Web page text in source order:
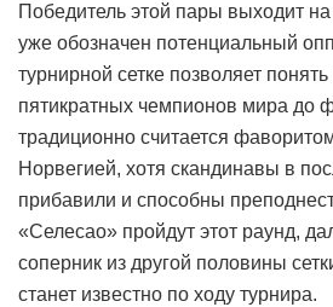
Победитель этой пары выходит
уже обозначен потенциальный
турнирной сетке позволяет
пятикратных чемпионов мира до
традиционно считается
Норвегией, хотя скандинавы в
прибавили и способны
«Селесао» пройдут этот раунд,
соперник из другой половины
станет известно по ходу турнира.